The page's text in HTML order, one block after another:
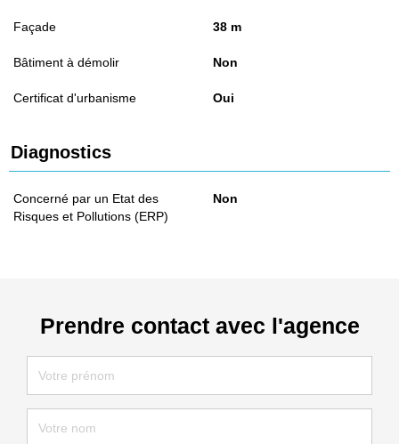
Façade 38 m
Bâtiment à démolir Non
Certificat d'urbanisme Oui
Diagnostics
Concerné par un Etat des
Risques et Pollutions (ERP)
Non
Prendre contact avec l'agence